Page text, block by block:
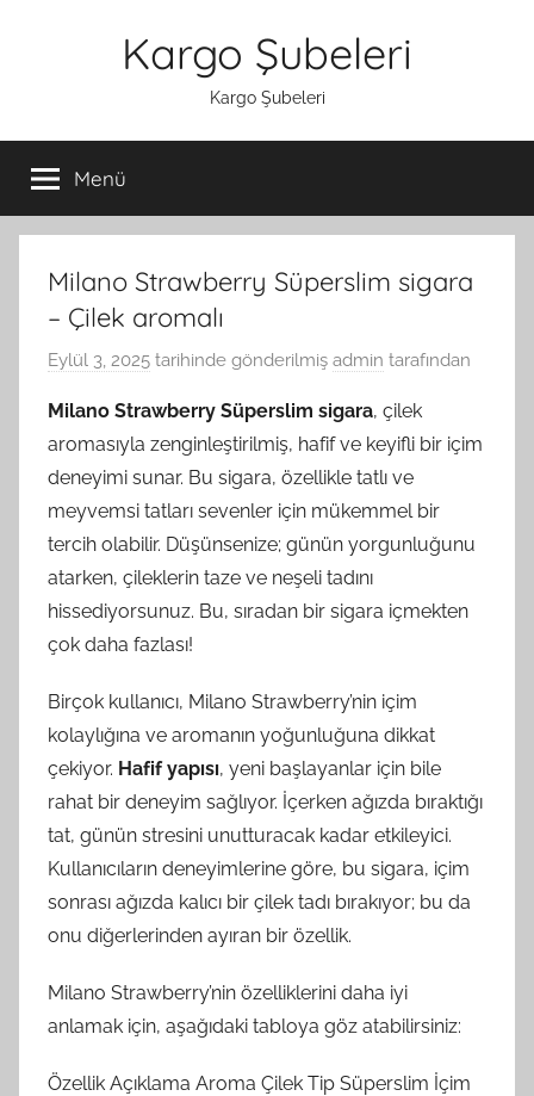
Kargo Şubeleri
Kargo Şubeleri
Menü
Milano Strawberry Süperslim sigara
– Çilek aromalı
Eylül 3, 2025 tarihinde gönderilmiş admin tarafından
Milano Strawberry Süperslim sigara, çilek
aromasıyla zenginleştirilmiş, hafif ve keyifli bir içim
deneyimi sunar. Bu sigara, özellikle tatlı ve
meyvemsi tatları sevenler için mükemmel bir
tercih olabilir. Düşünsenize; günün yorgunluğunu
atarken, çileklerin taze ve neşeli tadını
hissediyorsunuz. Bu, sıradan bir sigara içmekten
çok daha fazlası!
Birçok kullanıcı, Milano Strawberry’nin içim
kolaylığına ve aromanın yoğunluğuna dikkat
çekiyor. Hafif yapısı, yeni başlayanlar için bile
rahat bir deneyim sağlıyor. İçerken ağızda bıraktığı
tat, günün stresini unutturacak kadar etkileyici.
Kullanıcıların deneyimlerine göre, bu sigara, içim
sonrası ağızda kalıcı bir çilek tadı bırakıyor; bu da
onu diğerlerinden ayıran bir özellik.
Milano Strawberry’nin özelliklerini daha iyi
anlamak için, aşağıdaki tabloya göz atabilirsiniz:
Özellik Açıklama Aroma Çilek Tip Süperslim İçim